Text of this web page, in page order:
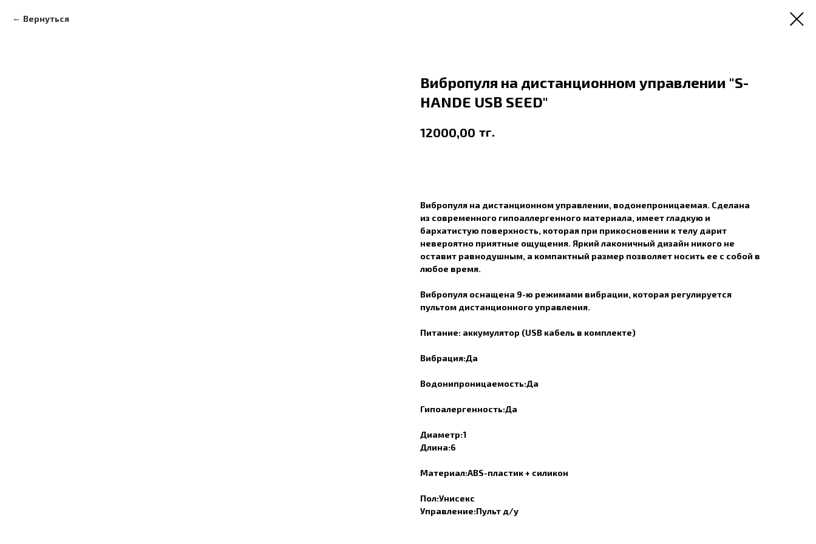
Вернуться
Вибропуля на дистанционном управлении "S-
HANDE USB SEED"
12000,00 тг.
Вибропуля на дистанционном управлении, водонепроницаемая. Сделана
из современного гипоаллергенного материала, имеет гладкую и
бархатистую поверхность, которая при прикосновении к телу дарит
невероятно приятные ощущения. Яркий лаконичный дизайн никого не
оставит равнодушным, а компактный размер позволяет носить ее с собой в
любое время.
Вибропуля оснащена 9-ю режимами вибрации, которая регулируется
пультом дистанционного управления.
Питание: аккумулятор (USB кабель в комплекте)
Вибрация:Да
Водонипроницаемость:Да
Гипоалергенность:Да
Диаметр:1
Длина:6
Материал:ABS-пластик + силикон
Пол:Унисекс
Управление:Пульт д/у